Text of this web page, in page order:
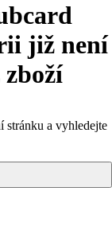
již není
stránku a vyhledejte